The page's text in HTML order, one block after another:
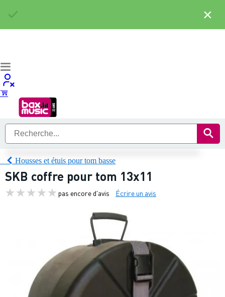
Housses et étuis pour tom basse
SKB coffre pour tom 13x11
pas encore d'avis Écrire un avis
×